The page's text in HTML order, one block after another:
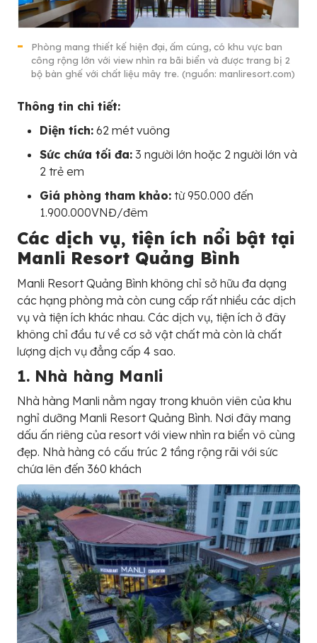
Phòng mang thiết kế hiện đại, ấm cúng, có khu vực ban
công rộng lớn với view nhìn ra bãi biển và được trang bị 2
bộ bàn ghế với chất liệu mây tre. (nguồn: manliresort.com)
Thông tin chi tiết:
Diện tích: 62 mét vuông
Sức chứa tối đa: 3 người lớn hoặc 2 người lớn và
2 trẻ em
Giá phòng tham khảo: từ 950.000 đến
1.900.000VNĐ/đêm
Các dịch vụ, tiện ích nổi bật tại
Manli Resort Quảng Bình
Manli Resort Quảng Bình không chỉ sở hữu đa dạng
các hạng phòng mà còn cung cấp rất nhiều các dịch
vụ và tiện ích khác nhau. Các dịch vụ, tiện ích ở đây
không chỉ đầu tư về cơ sở vật chất mà còn là chất
lượng dịch vụ đẳng cấp 4 sao.
1. Nhà hàng Manli
Nhà hàng Manli nằm ngay trong khuôn viên của khu
nghỉ dưỡng Manli Resort Quảng Bình. Nơi đây mang
dấu ấn riêng của resort với view nhìn ra biển vô cùng
đẹp. Nhà hàng có cấu trúc 2 tầng rộng rãi với sức
chứa lên đến 360 khách